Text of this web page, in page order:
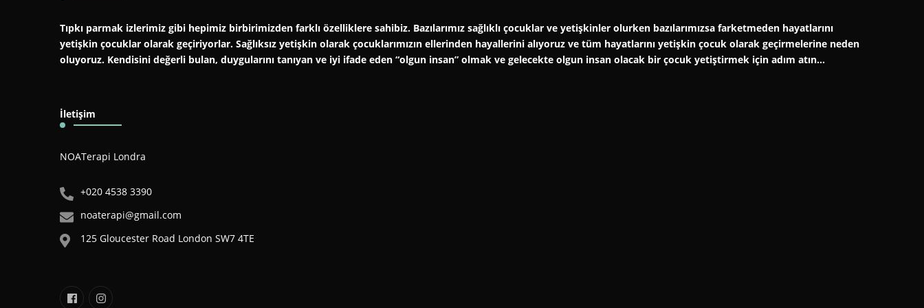
Tıpkı parmak izlerimiz gibi hepimiz birbirimizden farklı özelliklere sahibiz. Bazılarımız sağlıklı çocuklar ve yetişkinler olurken bazılarımızsa farketmeden hayatlarını
yetişkin çocuklar olarak geçiriyorlar. Sağlıksız yetişkin olarak çocuklarımızın ellerinden hayallerini alıyoruz ve tüm hayatlarını yetişkin çocuk olarak geçirmelerine neden
oluyoruz. Kendisini değerli bulan, duygularını tanıyan ve iyi ifade eden “olgun insan” olmak ve gelecekte olgun insan olacak bir çocuk yetiştirmek için adım atın…
İletişim
NOATerapi Londra
+020 4538 3390
noaterapi@gmail.com
125 Gloucester Road London SW7 4TE